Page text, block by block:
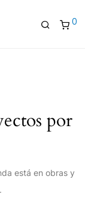
0
por
está en obras y